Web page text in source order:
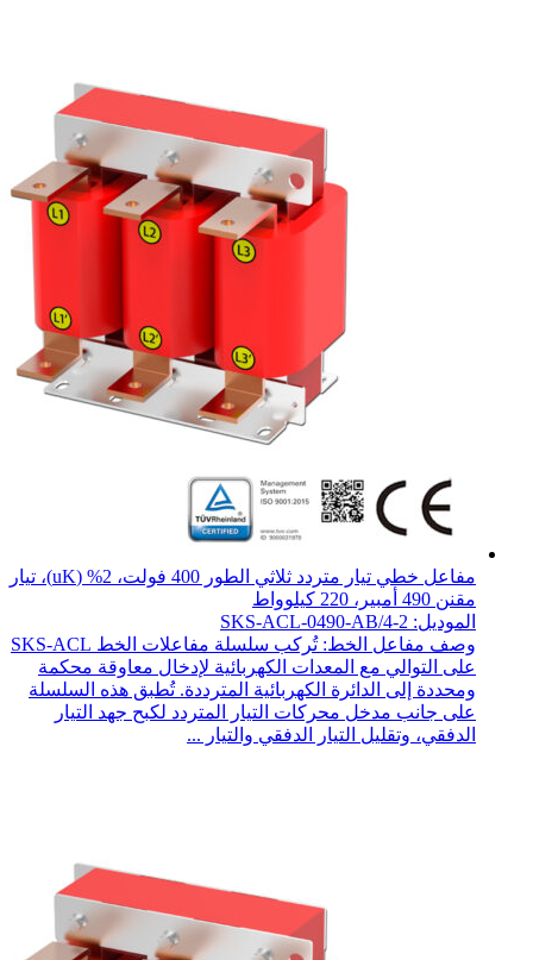
مفاعل خطي تيار متردد ثلاثي الطور 400 فولت، 2% (uK)، تيار
مقنن 490 أمبير، 220 كيلوواط
الموديل: SKS-ACL-0490-AB/4-2
وصف مفاعل الخط: تُركب سلسلة مفاعلات الخط SKS-ACL
على التوالي مع المعدات الكهربائية لإدخال معاوقة محكمة
ومحددة إلى الدائرة الكهربائية المترددة. تُطبق هذه السلسلة
على جانب مدخل محركات التيار المتردد لكبح جهد التيار
الدفقي، وتقليل التيار الدفقي والتيار ...